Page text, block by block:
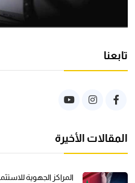
تابعنا
المقالات الأخيرة
المراكز الجهوية